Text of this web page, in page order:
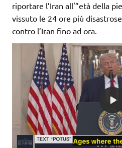
riportare l’Iran all'”età della
vissuto le 24 ore più
contro l’Iran fino ad ora.